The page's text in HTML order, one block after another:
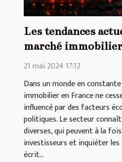
Les tendances
marché
leurs impacts
21 mai 2024 17:12
Dans un monde en
immobilier en France ne
influencé par des facteurs
politiques. Le secteur
diverses, qui peuvent à la
investisseurs et inquiéter
écrit...